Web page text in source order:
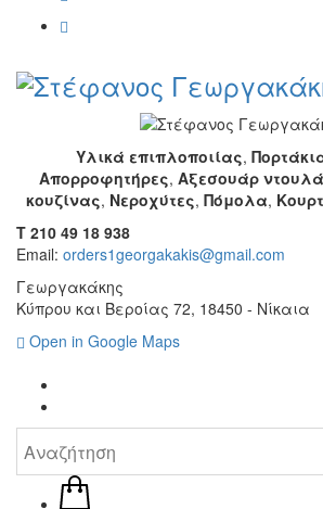
Υλικά επιπλοποιίας,
Απορροφητήρες, Αξεσουάρ
κουζίνας, Νεροχύτες, Πόμολα,
T 210 49 18 938
Email: orders1georgakakis@gmail.com
Γεωργακάκης
Κύπρου και Βεροίας 72, 18450 - Νίκαια
Open in Google Maps